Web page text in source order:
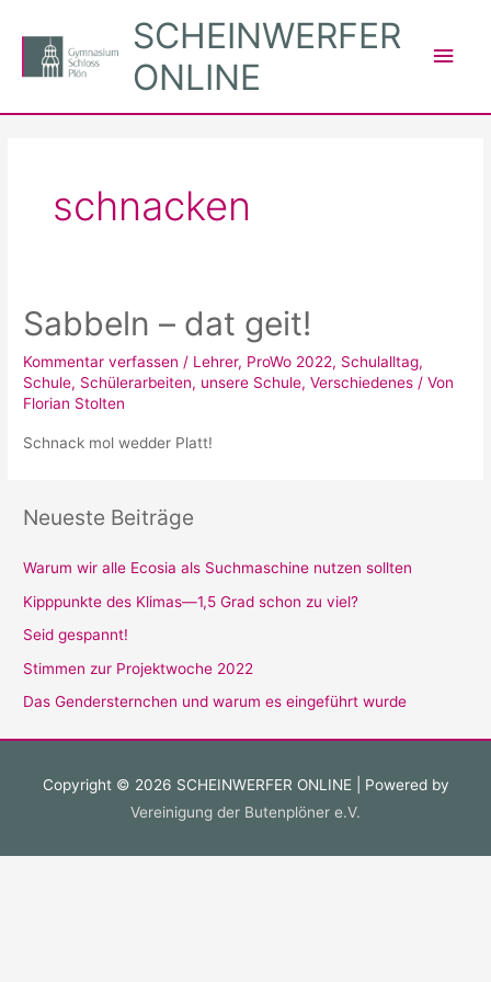
Inhalt
springen
SCHEINWERFER
ONLINE
schnacken
Sabbeln – dat geit!
Kommentar verfassen / Lehrer, ProWo 2022, Schulalltag,
Schule, Schülerarbeiten, unsere Schule,Verschiedenes / Von
Florian Stolten
Schnack mol wedder Platt!
Neueste Beiträge
Warum wir alle Ecosia als Suchmaschine nutzen sollten
Kipppunkte des Klimas—1,5 Grad schon zu viel?
Seid gespannt!
Stimmen zur Projektwoche 2022
Das Gendersternchen und warum es eingeführt wurde
Copyright © 2026 SCHEINWERFER ONLINE| Powered by
Vereinigung der Butenplöner e.V.